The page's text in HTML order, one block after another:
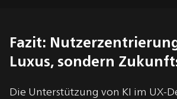
Fazit:
Luxus, sondern
Die Unterstützung von KI im UX-